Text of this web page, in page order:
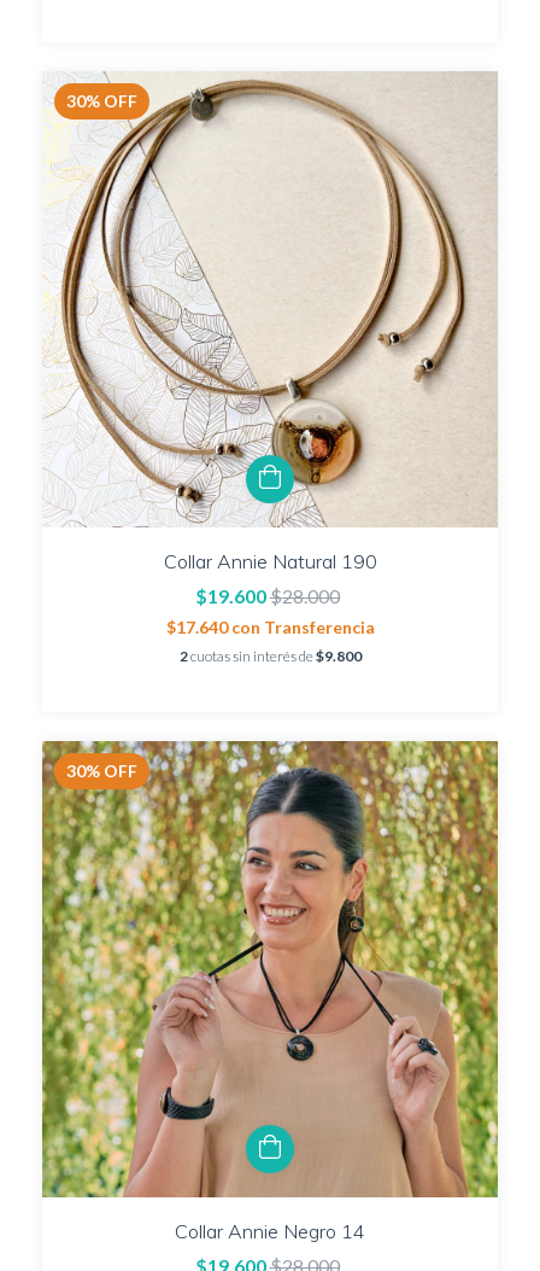
30% OFF
Collar Annie Natural 190
$19.600$28.000
$17.640con Transferencia
2cuotas sin interés de$9.800
30% OFF
Collar Annie Negro 14
$19.600$28.000